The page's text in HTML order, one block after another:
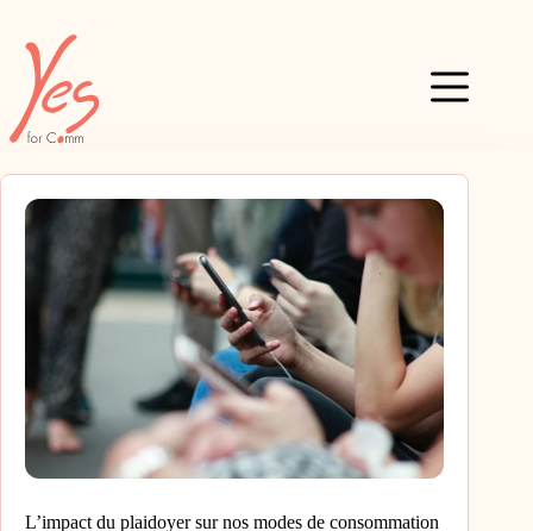
contenu
L’impact du plaidoyer sur nos modes de consommation